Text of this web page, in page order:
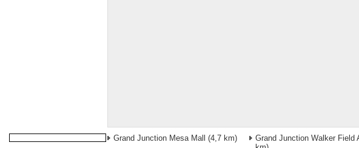
Grand Junction Mesa Mall (4,7 km) Grand Junction Walker Field